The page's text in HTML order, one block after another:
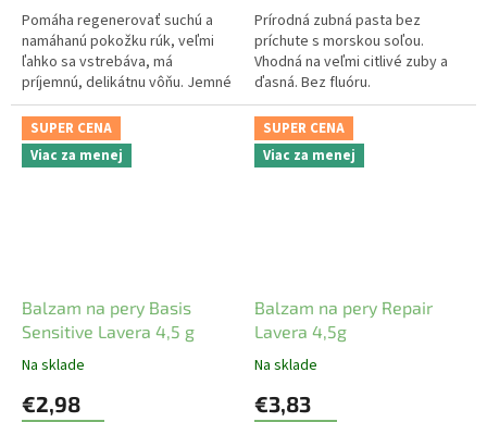
Pomáha regenerovať suchú a
namáhanú pokožku rúk, veľmi
ľahko sa vstrebáva, má
príjemnú, delikátnu vôňu. Jemné
prírodné zloženie je šetrné v
citlivej pokožke rúk.
Prírodná zubná pasta bez
príchute s morskou soľou.
Vhodná na veľmi citlivé zuby a
ďasná. Bez fluóru.
SUPER CENA
Viac za menej
Balzam na pery Basis
Sensitive Lavera 4,5 g
Na sklade
€2,98
SUPER CENA
Viac za menej
Balzam na pery Repair
Lavera 4,5g
Na sklade
€3,83